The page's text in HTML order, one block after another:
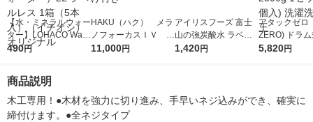
【水・ミネラルウォー
ター】LOHACO Wate
r（ロハコウォータ
シ） オリジナル
490円
HAKU（ハク） メラ
ノフォーカスＩＶ 4
5ｇ 資生堂 おまけ
11,000円
アイリスフーズ 富士
山の強炭酸水 ラベル
レス 500ml 1箱（24
1,420円
アタックゼロ
ZERO) ドラ
詰め替え メガ
5,820円
商品説明
木工専用！●木材を強力に切り進み、手早いネジ込みができ、確実に
締付けます。●全ネジタイプ